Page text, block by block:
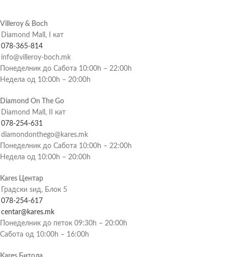
Villeroy & Boch
Diamond Mall, I кат
078-365-814
info@villeroy-boch.mk
Понеделник до Сабота 10:00h – 22:00h
Недела од 10:00h – 20:00h
Diamond On The Go
Diamond Mall, II кат
078-254-631
diamondonthego@kares.mk
Понеделник до Сабота 10:00h – 22:00h
Недела од 10:00h – 20:00h
Kares Центар
Градски ѕид, Блок 5
078-254-617
centar@kares.mk
Понеделник до петок 09:30h – 20:00h
Сабота од 10:00h – 16:00h